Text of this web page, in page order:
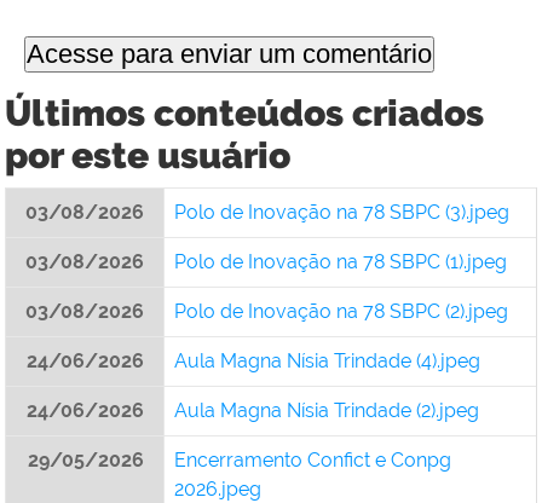
Últimos conteúdos criados
por este usuário
03/08/2026 Polo de Inovação na 78 SBPC (3).jpeg
03/08/2026 Polo de Inovação na 78 SBPC (1).jpeg
03/08/2026 Polo de Inovação na 78 SBPC (2).jpeg
24/06/2026 Aula Magna Nísia Trindade (4).jpeg
24/06/2026 Aula Magna Nísia Trindade (2).jpeg
29/05/2026
Encerramento Confict e Conpg
2026.jpeg